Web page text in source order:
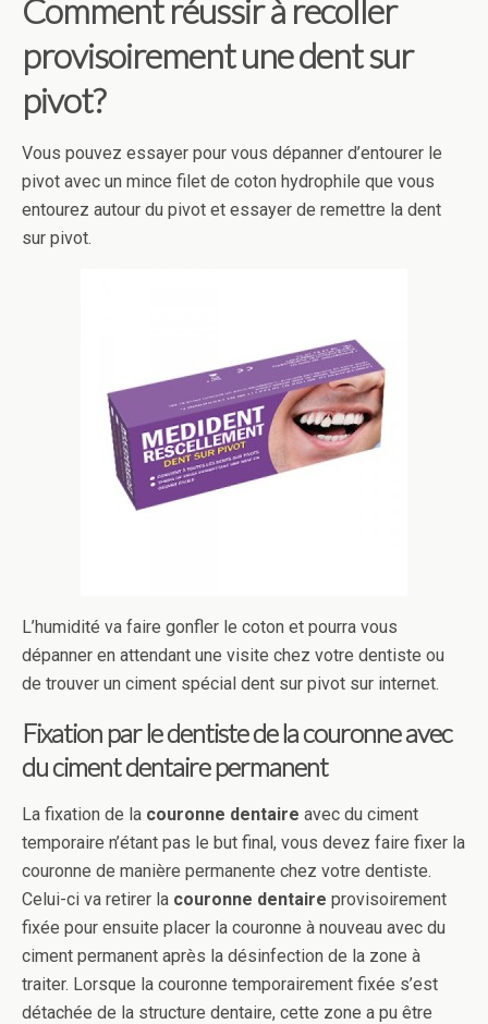
Comment réussir à recoller
provisoirement une dent sur
pivot?
Vous pouvez essayer pour vous dépanner d’entourer le
pivot avec un mince filet de coton hydrophile que vous
entourez autour du pivot et essayer de remettre la dent
sur pivot.
L’humidité va faire gonfler le coton et pourra vous
dépanner en attendant une visite chez votre dentiste ou
de trouver un ciment spécial dent sur pivot sur internet.
Fixation par le dentiste de la couronne avec
du ciment dentaire permanent
La fixation de la couronne dentaire avec du ciment
temporaire n’étant pas le but final, vous devez faire fixer la
couronne de manière permanente chez votre dentiste.
Celui-ci va retirer la couronne dentaire provisoirement
fixée pour ensuite placer la couronne à nouveau avec du
ciment permanent après la désinfection de la zone à
traiter. Lorsque la couronne temporairement fixée s’est
détachée de la structure dentaire, cette zone a pu être